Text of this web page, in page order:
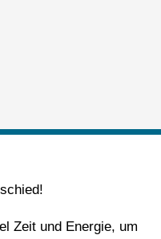
Zeit und Energie, um